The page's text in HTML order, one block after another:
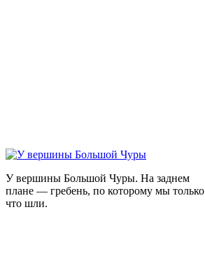
У вершины Большой Чуры. На заднем
плане — гребень, по которому мы только
что шли.